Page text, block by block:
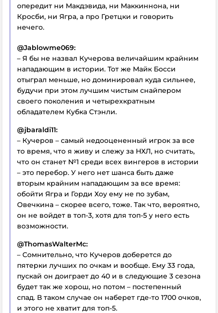
опередит ни Макдэвида, ни Маккиннона, ни
Кросби, ни Ягра, а про Гретцки и говорить
нечего.
@Jablowme069:
– Я бы не назвал Кучерова величайшим крайним
нападающим в истории. Тот же Майк Босси
отыграл меньше, но доминировал куда сильнее,
будучи при этом лучшим чистым снайпером
своего поколения и четырехкратным
обладателем Кубка Стэнли.
@jbaraldi11:
– Кучеров – самый недооцененный игрок за все
то время, что я живу и слежу за НХЛ, но считать,
что он станет №1 среди всех вингеров в истории
– это перебор. У него нет шанса быть даже
вторым крайним нападающим за все время:
обойти Ягра и Горди Хоу ему не по зубам,
Овечкина – скорее всего, тоже. Так что, вероятно,
он не войдет в топ-3, хотя для топ-5 у него есть
возможности.
@ThomasWalterMc:
– Сомнительно, что Кучеров доберется до
пятерки лучших по очкам и вообще. Ему 33 года,
пускай он доиграет до 40 и в следующие 3 сезона
будет так же хорош, но потом – постепенный
спад. В таком случае он наберет где-то 1700 очков,
и этого не хватит для топ-5.